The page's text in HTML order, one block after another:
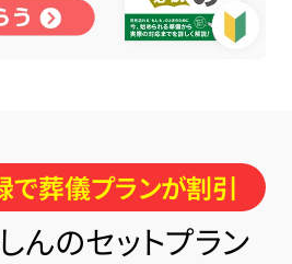
葬儀プランが割引
んのセットプラン